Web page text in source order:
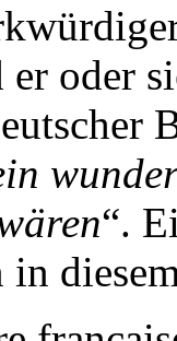
oder
“.
in